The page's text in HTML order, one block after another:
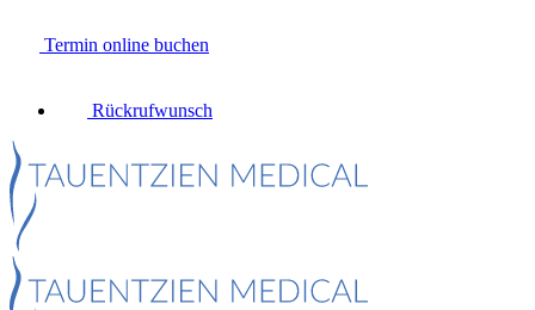
InhaltTermin online buchen
Rückrufwunsch